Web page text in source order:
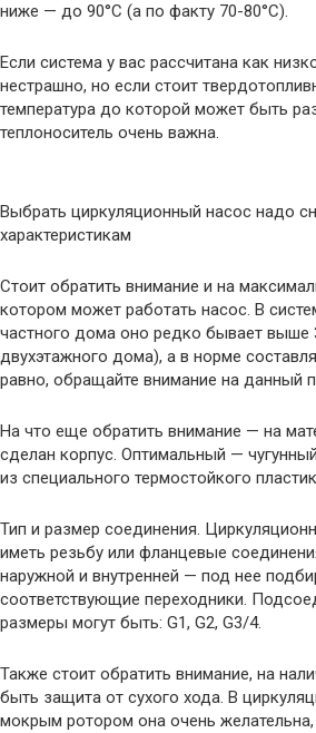
ниже — до 90°C (а по факту 70-80°C).
Если система у вас рассчитана как
нестрашно, но если стоит
температура до которой может быть
теплоноситель очень важна.
Выбрать циркуляционный насос надо
характеристикам
Стоит обратить внимание и на
котором может работать насос. В
частного дома оно редко бывает выше
двухэтажного дома), а в норме
равно, обращайте внимание на данный
На что еще обратить внимание — на
сделан корпус. Оптимальный —
из специального термостойкого
Тип и размер соединения.
иметь резьбу или фланцевые
наружной и внутренней — под нее
соответствующие переходники.
размеры могут быть: G1, G2, G3/4.
Также стоит обратить внимание, на
быть защита от сухого хода. В
мокрым ротором она очень